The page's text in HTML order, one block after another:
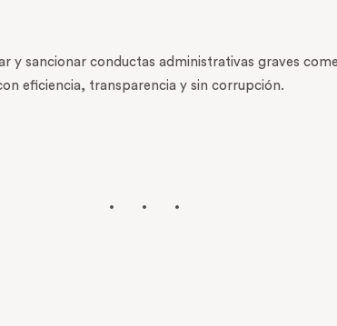
y sancionar conductas administrativas graves
eficiencia, transparencia y sin corrupción.